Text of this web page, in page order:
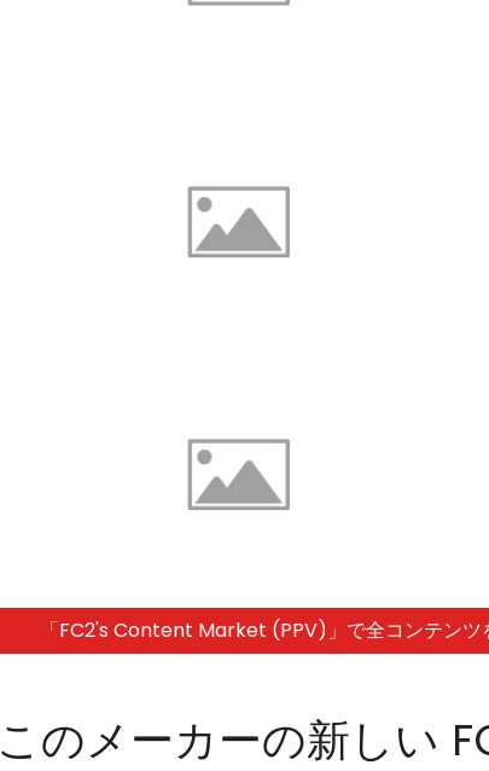
「FC2's Content Market (PPV)」で全コンテンツ
このメーカーの新しい